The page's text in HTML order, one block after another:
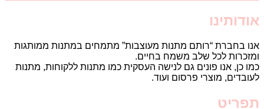
אודותינו
אנו בחברת “רותם מתנות מעוצבות” מתמחים במתנות ממותגות
ומזכרות לכל שלב משמח בחיים.
כמו כן, אנו פונים גם לנישה העסקית כמו מתנות ללקוחות, מתנות
לעובדים, מוצרי פרסום ועוד.
תפריט